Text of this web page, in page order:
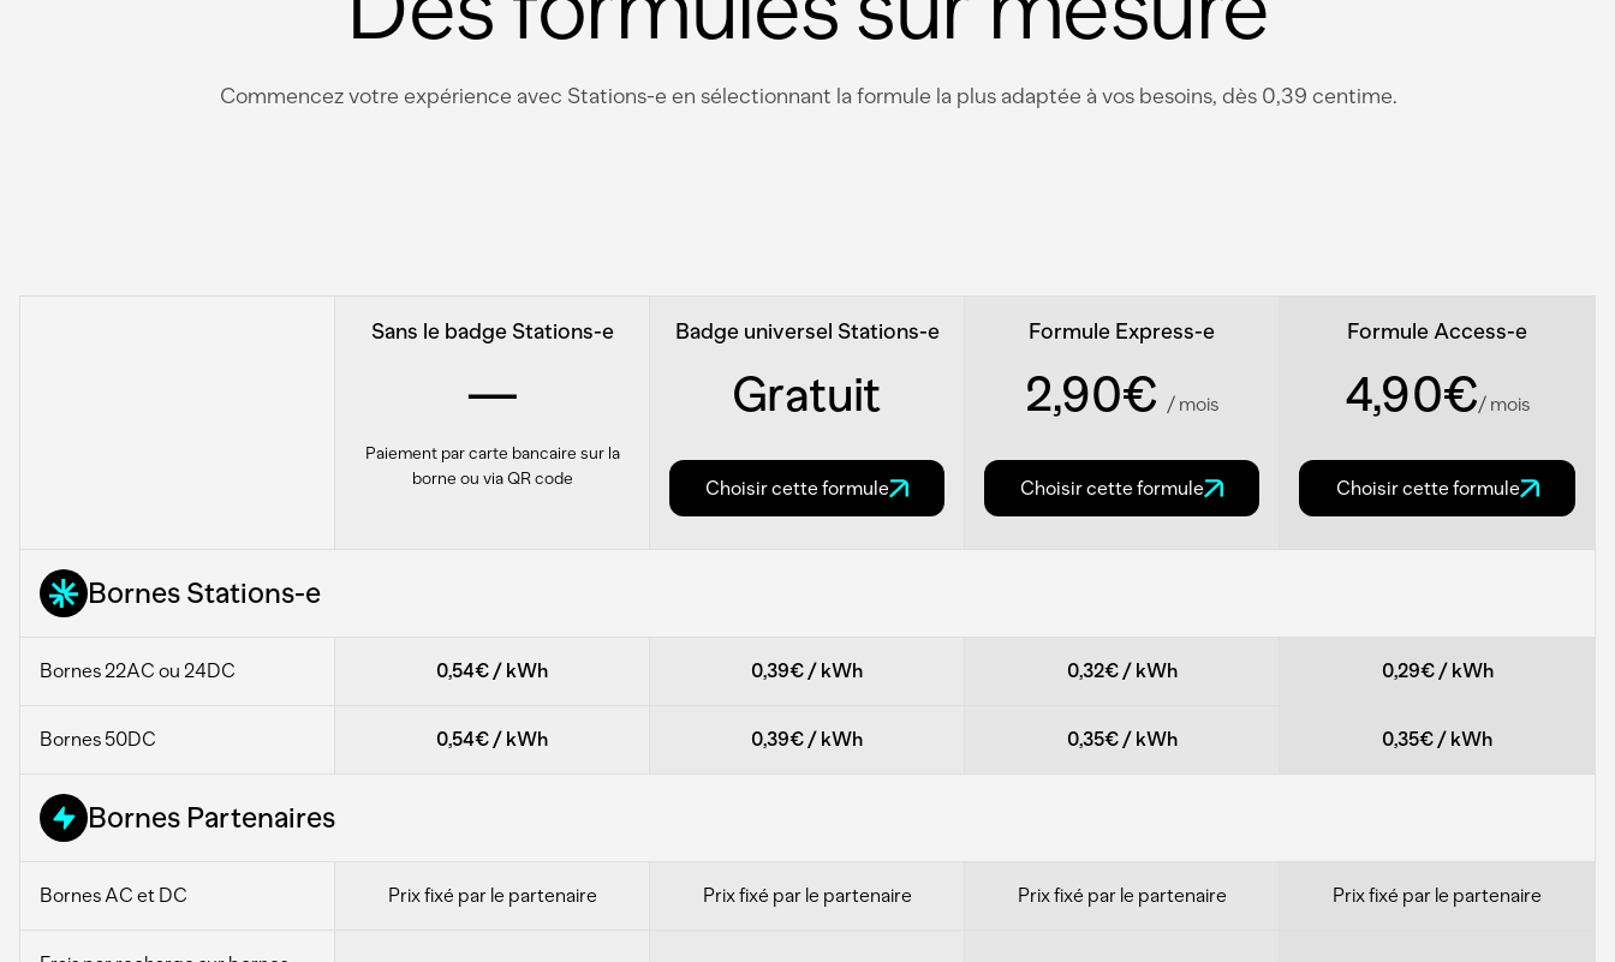
Commencez votre expérience avec Stations-e en sélectionnant la formule la plus adaptée à vos besoins, dès 0,39 centime.
Sans le badge Stations-e
—
Paiement par carte bancaire sur la
borne ou via QR code
Badge universel Stations-e
Gratuit
Choisir cette formule
Formule Express-e
2,90€ / mois
Choisir cette formule
Formule Access-e
4,90€/ mois
Choisir cette formule
Bornes Stations-e
Bornes 22AC ou 24DC 0,54€ / kWh 0,39€ / kWh 0,32€/ kWh 0,29€/ kWh
Bornes 50DC 0,54€ / kWh 0,39€ / kWh 0,35€/ kWh 0,35€ / kWh
Bornes Partenaires
Bornes AC et DC Prix fixé par le partenaire Prix fixé par le partenaire Prix fixé par le partenaire Prix fixé par le partenaire